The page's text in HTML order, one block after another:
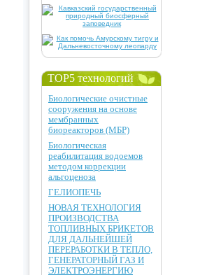
TOP5 технологий
Биологические очистные
сооружения на основе
мембранных
биореакторов (МБР)
Биологическая
реабилитация водоемов
методом коррекции
альгоценоза
ГЕЛИОПЕЧЬ
НОВАЯ ТЕХНОЛОГИЯ
ПРОИЗВОДСТВА
ТОПЛИВНЫХ БРИКЕТОВ
ДЛЯ ДАЛЬНЕЙШЕЙ
ПЕРЕРАБОТКИ В ТЕПЛО,
ГЕНЕРАТОРНЫЙ ГАЗ И
ЭЛЕКТРОЭНЕРГИЮ